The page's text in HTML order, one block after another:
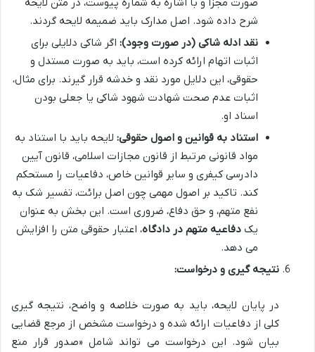
شرح داده شود. اصل مدارک باید ضمیمه لایحه گردند.
نقد ادله شاکی (در صورت وجود): اگر شاکی دلایلی برای
اثبات اتهام ارائه کرده است، باید به صورت مستدل و
حقوقی، این دلایل مورد نقد و خدشه قرار گیرند. برای مثال،
اثبات عدم صحت شهادت شهود شاکی یا جعلی بودن
اسناد او.
استناد به قوانین و اصول حقوقی: لایحه باید با استناد به
مواد قانونی مرتبط از قانون مجازات اسلامی، قانون آیین
دادرسی کیفری و سایر قوانین خاص، دفاعیات را مستحکم
کند. تاکید بر اصول مهمی چون اصل برائت، تفسیر شک به
نفع متهم، و حق دفاع، ضروری است. این بخش به عنوان
یک دفاعیه متهم در دادگاه، اعتبار حقوقی متن را افزایش
می دهد.
نتیجه گیری و درخواست:
در پایان لایحه، باید به صورت خلاصه و واضح، نتیجه گیری
کلی از دفاعیات ارائه شده و درخواست مشخص از مرجع قضایی
بیان شود. این درخواست می تواند شامل «صدور قرار منع